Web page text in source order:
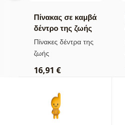
Πίνακας σε καμβά
δέντρο της ζωής
σε πολύχρωμο
βιτρό
Πίνακες δέντρα της
ζωής
16,91 €